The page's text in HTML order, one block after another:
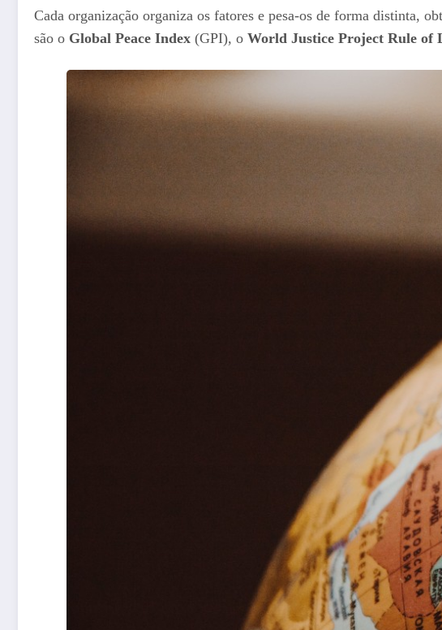
Cada organização organiza os fatores e pesa-os de forma distinta,
são o Global Peace Index (GPI), o World Justice Project Rule of